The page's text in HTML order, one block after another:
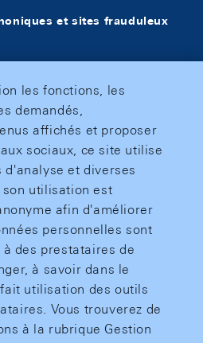
et sites frauduleux
les fonctions, les
demandés,
affichés et proposer
sociaux, ce site utilise
d'analyse et diverses
utilisation est
afin d'améliorer
personnelles sont
des prestataires de
à savoir dans le
utilisation des outils
Vous trouverez de
à la rubrique Gestion